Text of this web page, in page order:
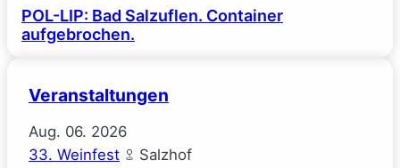
POL-LIP: Bad Salzuflen. Container
aufgebrochen.
Veranstaltungen
Aug. 06. 2026
33. Weinfest
Salzhof